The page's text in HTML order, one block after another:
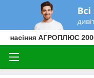
насіння АГРОПЛЮС